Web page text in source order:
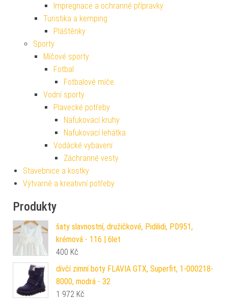
Impregnace a ochranné přípravky
Turistika a kemping
Pláštěnky
Sporty
Míčové sporty
Fotbal
Fotbalové míče
Vodní sporty
Plavecké potřeby
Nafukovací kruhy
Nafukovací lehátka
Vodácké vybavení
Záchranné vesty
Stavebnice a kostky
Výtvarné a kreativní potřeby
Produkty
šaty slavnostní, družičkové, Pidilidi, PD951,
krémová - 116 | 6let
400 Kč
dívčí zimní boty FLAVIA GTX, Superfit, 1-000218-
8000, modrá - 32
1 972 Kč